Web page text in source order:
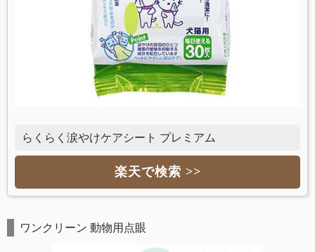
らくらく涙やけケアシート プレミアム
楽天で検索 >>
ワンクリーン 動物用点眼